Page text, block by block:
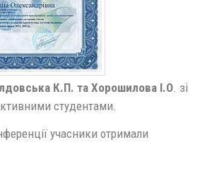
К.П. та Хорошилова І.О. зі
студентами.
учасники отримали